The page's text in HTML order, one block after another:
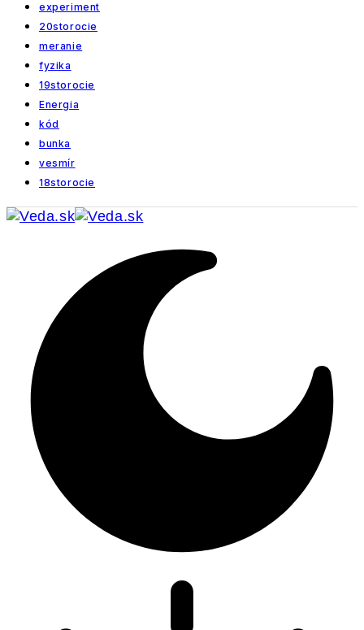
experiment
20storocie
meranie
fyzika
19storocie
Energia
kód
bunka
vesmír
18storocie